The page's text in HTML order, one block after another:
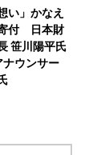
い」かなえ
付 日本財
笹川陽平氏
ナウンサー